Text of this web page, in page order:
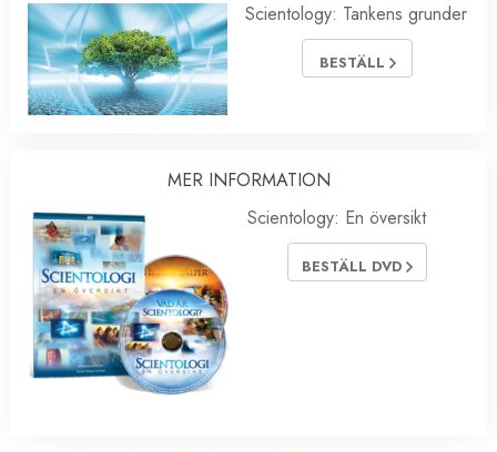
Scientology: Tankens grunder
BESTÄLL
MER INFORMATION
Scientology: En översikt
BESTÄLL DVD